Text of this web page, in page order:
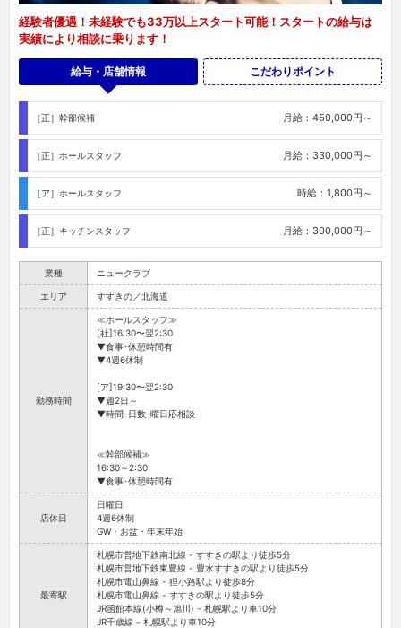
経験者優遇！未経験でも33万以上スタート可能！スタートの給与は
実績により相談に乗ります！
給与・店舗情報 こだわりポイント
［正］幹部候補 月給：450,000円～
［正］ホールスタッフ 月給：330,000円～
［ア］ホールスタッフ 時給：1,800円～
［正］キッチンスタッフ 月給：300,000円～
業種 ニュークラブ
エリア すすきの／北海道
勤務時間
≪ホールスタッフ≫
[社]16:30〜翌2:30
▼食事･休憩時間有
▼4週6休制
[ア]19:30〜翌2:30
▼週2日～
▼時間･日数･曜日応相談
≪幹部候補≫
16:30～2:30
▼食事･休憩時間有
店休日
日曜日
4週6休制
GW・お盆・年末年始
最寄駅
札幌市営地下鉄南北線 - すすきの駅より徒歩5分
札幌市営地下鉄東豊線 - 豊水すすきの駅より徒歩5分
札幌市電山鼻線 - 狸小路駅より徒歩8分
札幌市電山鼻線 - すすきの駅より徒歩5分
JR函館本線(小樽～旭川) - 札幌駅より車10分
JR千歳線 - 札幌駅より車10分